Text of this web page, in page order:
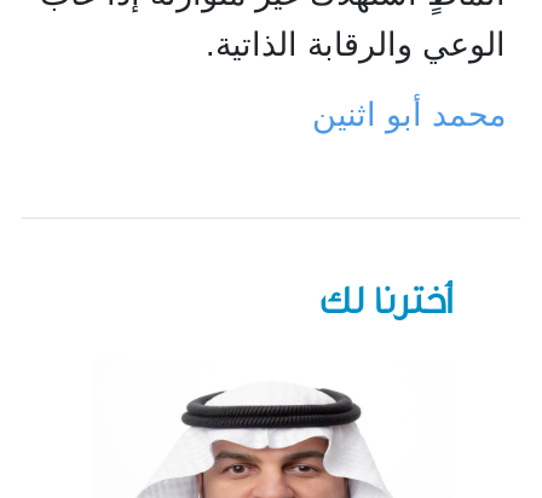
أخترنا لك
الوعي والرقابة الذاتية.
محمد أبو اثنين